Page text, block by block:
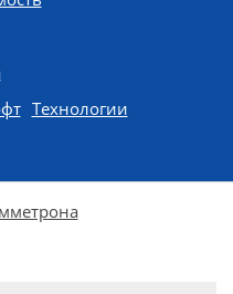
Технологии